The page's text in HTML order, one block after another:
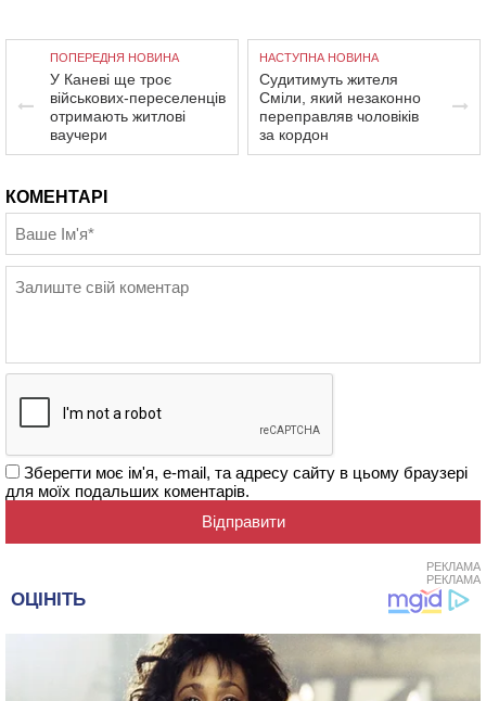
ПОПЕРЕДНЯ НОВИНА
У Каневі ще троє
військових-переселенців
отримають житлові
ваучери
НАСТУПНА НОВИНА
Судитимуть жителя
Сміли, який незаконно
переправляв чоловіків
за кордон
КОМЕНТАРІ
Зберегти моє ім'я, e-mail, та адресу сайту в цьому браузері
для моїх подальших коментарів.
РЕКЛАМА
РЕКЛАМА